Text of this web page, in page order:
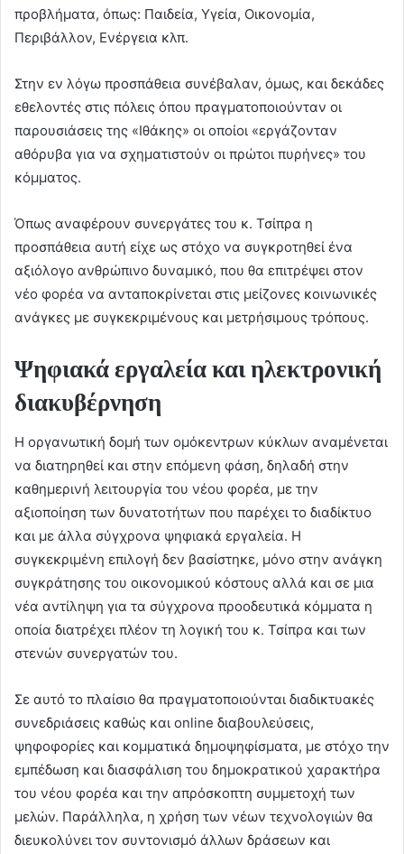
προβλήματα, όπως: Παιδεία, Υγεία, Οικονομία,
Περιβάλλον, Ενέργεια κλπ.
Στην εν λόγω προσπάθεια συνέβαλαν, όμως, και δεκάδες
εθελοντές στις πόλεις όπου πραγματοποιούνταν οι
παρουσιάσεις της «Ιθάκης» οι οποίοι «εργάζονταν
αθόρυβα για να σχηματιστούν οι πρώτοι πυρήνες» του
κόμματος.
Όπως αναφέρουν συνεργάτες του κ. Τσίπρα η
προσπάθεια αυτή είχε ως στόχο να συγκροτηθεί ένα
αξιόλογο ανθρώπινο δυναμικό, που θα επιτρέψει στον
νέο φορέα να ανταποκρίνεται στις μείζονες κοινωνικές
ανάγκες με συγκεκριμένους και μετρήσιμους τρόπους.
Ψηφιακά εργαλεία και ηλεκτρονική
διακυβέρνηση
Η οργανωτική δομή των ομόκεντρων κύκλων αναμένεται
να διατηρηθεί και στην επόμενη φάση, δηλαδή στην
καθημερινή λειτουργία του νέου φορέα, με την
αξιοποίηση των δυνατοτήτων που παρέχει το διαδίκτυο
και με άλλα σύγχρονα ψηφιακά εργαλεία. Η
συγκεκριμένη επιλογή δεν βασίστηκε, μόνο στην ανάγκη
συγκράτησης του οικονομικού κόστους αλλά και σε μια
νέα αντίληψη για τα σύγχρονα προοδευτικά κόμματα η
οποία διατρέχει πλέον τη λογική του κ. Τσίπρα και των
στενών συνεργατών του.
Σε αυτό το πλαίσιο θα πραγματοποιούνται διαδικτυακές
συνεδριάσεις καθώς και online διαβουλεύσεις,
ψηφοφορίες και κομματικά δημοψηφίσματα, με στόχο την
εμπέδωση και διασφάλιση του δημοκρατικού χαρακτήρα
του νέου φορέα και την απρόσκοπτη συμμετοχή των
μελών. Παράλληλα, η χρήση των νέων τεχνολογιών θα
διευκολύνει τον συντονισμό άλλων δράσεων και